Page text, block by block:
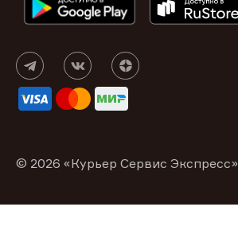
© 2026 «Курьер Сервис Экспресс»